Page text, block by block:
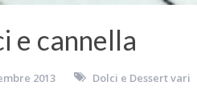
e cannella
2013 Dolci e Dessert vari